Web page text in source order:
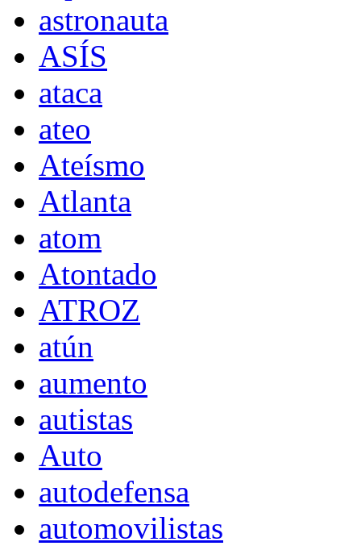
astronauta
ASÍS
ataca
ateo
Ateísmo
Atlanta
atom
Atontado
ATROZ
atún
aumento
autistas
Auto
autodefensa
automovilistas